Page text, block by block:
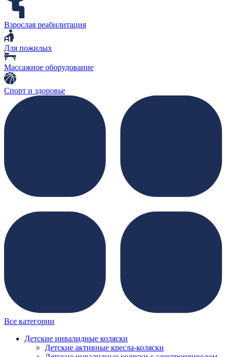
Взрослая реабилитация
Для пожилых
Массажное оборудование
Спорт и здоровье
Все категории
Детские инвалидные коляски
Детские активные кресла-коляски